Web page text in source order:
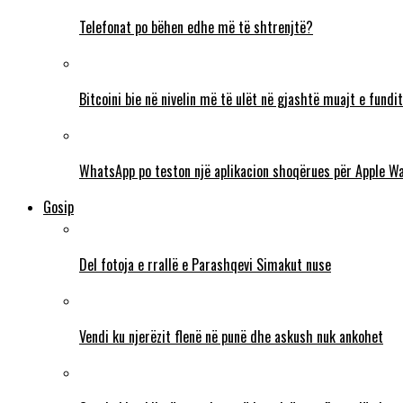
Telefonat po bëhen edhe më të shtrenjtë?
Bitcoini bie në nivelin më të ulët në gjashtë muajt e fundit
WhatsApp po teston një aplikacion shoqërues për Apple
Gosip
Del fotoja e rrallë e Parashqevi Simakut nuse
Vendi ku njerëzit flenë në punë dhe askush nuk ankohet